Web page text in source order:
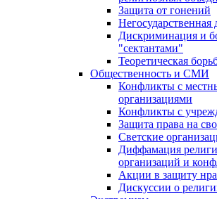
Защита от гонений
Дискриминация и
"сектантами"
Теоретическая
Общественность и СМИ
Конфликты с
организациями
Конфликты с
Защита права на
Светские
Диффамация
организаций и
Акции в защиту
Дискуссии о